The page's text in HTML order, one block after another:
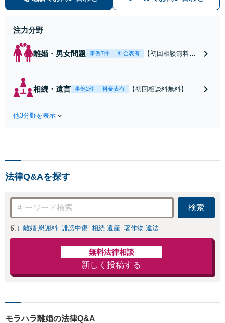
がら丁寧にサポートしていきます。
注力分野
離婚・男女問題 事例7件 料金表有
【初回相談無料】
将来の生活を見据
相続・遺言 事例2件 料金表有
【初回相談料無料】住
富な拠点と組織力を活
実績2000件以上】
他3分野を表示
法律Q&Aを探す
検索
例） 離婚 慰謝料 誹謗中傷 相続 遺産 著作物 違法
無料法律相談
新しく投稿する
モラハラ離婚の法律Q&A